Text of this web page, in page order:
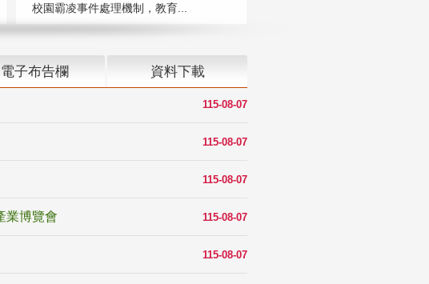
校園霸凌事件處理機制，教育...
電子布告欄 資料下載
115-08-07
115-08-07
115-08-07
115-08-07
業博覽會
115-08-07